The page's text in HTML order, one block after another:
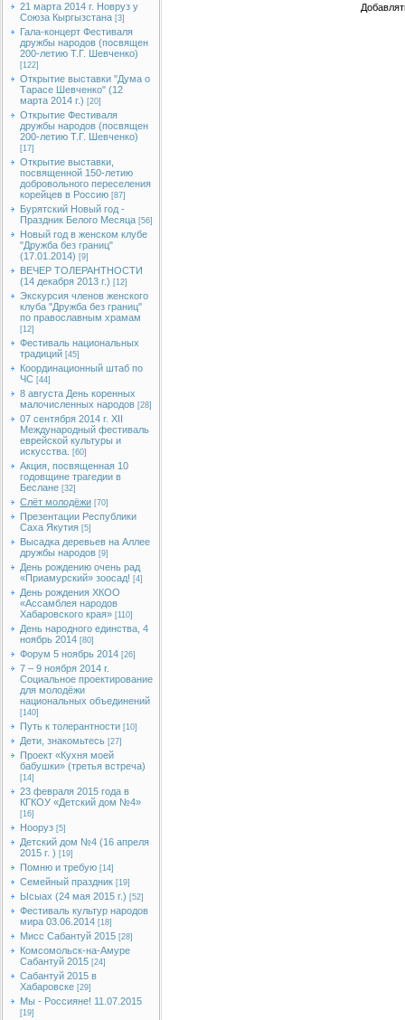
21 марта 2014 г. Новруз у
Союза Кыргызстана [3]
Гала-концерт Фестиваля
дружбы народов (посвящен
200-летию Т.Г. Шевченко)
[122]
Открытие выставки "Дума о
Тарасе Шевченко" (12
марта 2014 г.) [20]
Открытие Фестиваля
дружбы народов (посвящен
200-летию Т.Г. Шевченко)
[17]
Открытие выставки,
посвященной 150-летию
добровольного переселения
корейцев в Россию [87]
Бурятский Новый год -
Праздник Белого Месяца [56]
Новый год в женском клубе
"Дружба без границ"
(17.01.2014) [9]
ВЕЧЕР ТОЛЕРАНТНОСТИ
(14 декабря 2013 г.) [12]
Экскурсия членов женского
клуба "Дружба без границ"
по православным храмам
[12]
Фестиваль национальных
традиций [45]
Координационный штаб по
ЧС [44]
8 августа День коренных
малочисленных народов [28]
07 сентября 2014 г. XII
Международный фестиваль
еврейской культуры и
искусства.
[60]
Акция, посвященная 10
годовщине трагедии в
Беслане [32]
Слёт молодёжи [70]
Презентации Республики
Саха Якутия [5]
Высадка деревьев на Аллее
дружбы народов [9]
День рождению очень рад
«Приамурский» зоосад! [4]
День рождения ХКОО
«Ассамблея народов
Хабаровского края» [110]
День народного единства, 4
ноябрь 2014 [80]
Форум 5 ноябрь 2014 [26]
7 – 9 ноября 2014 г.
Социальное проектирование
для молодёжи
национальных объединений
[140]
Путь к толерантности [10]
Дети, знакомьтесь [27]
Проект «Кухня моей
бабушки» (третья встреча)
[14]
23 февраля 2015 года в
КГКОУ «Детский дом №4»
[16]
Нооруз [5]
Детский дом №4 (16 апреля
2015 г. ) [19]
Помню и требую [14]
Семейный праздник [19]
Ысыах (24 мая 2015 г.) [52]
Фестиваль культур народов
мира 03.06.2014 [18]
Мисс Сабантуй 2015 [28]
Комсомольск-на-Амуре
Сабантуй 2015 [24]
Сабантуй 2015 в
Хабаровске [29]
Мы - Россияне! 11.07.2015
[19]